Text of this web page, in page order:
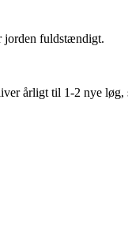
jorden fuldstændigt.
årligt til 1-2 nye løg,